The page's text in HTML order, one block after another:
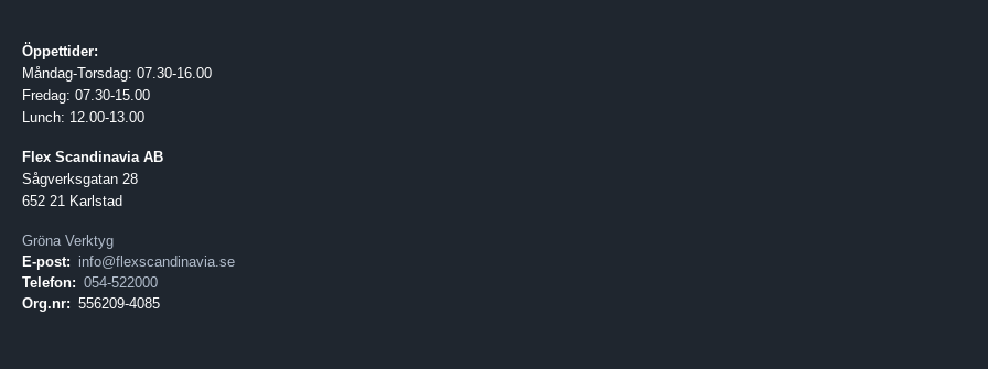
Öppettider:
Måndag-Torsdag: 07.30-16.00
Fredag: 07.30-15.00
Lunch: 12.00-13.00
Flex Scandinavia AB
Sågverksgatan 28
652 21 Karlstad
Gröna Verktyg
E-post: info@flexscandinavia.se
Telefon: 054-522000
Org.nr: 556209-4085